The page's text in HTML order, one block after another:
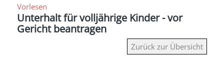
Vorlesen
Unterhalt für volljährige Kinder - vor
Gericht beantragen
Zurück zur Übersicht